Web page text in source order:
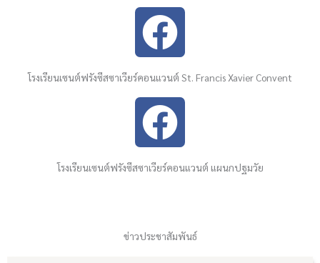
F
a
c
e
b
o
โรงเรียนเซนต์ฟรังซีสซาเวียร์คอนแวนต์ St. Francis Xavier Convent
F
a
c
e
โรงเรียนเซนต์ฟรังซีสซาเวียร์คอนแวนต์ แผนกปฐมวัย
ข่าวประชาสัมพันธ์